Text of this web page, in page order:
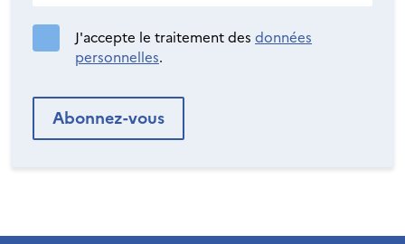
J'accepte le traitement des données
personnelles.